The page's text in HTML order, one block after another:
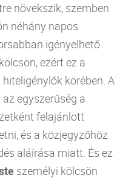
növekszik, szemben
néhány napos
igényelhető
, ezért ez a
körében. A
egyszerűség a
felajánlott
és a közjegyzőhöz
aláírása miatt. És ez
személyi kölcsön